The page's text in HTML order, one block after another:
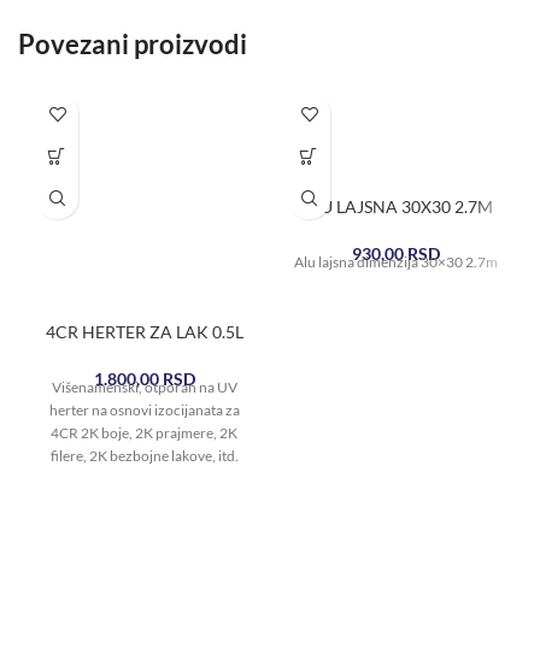
Povezani proizvodi
4CR HERTER ZA LAK 0.5L
1.800,00 RSD
Višenamenski, otporan na UV
herter na osnovi izocijanata za
4CR 2K boje, 2K prajmere, 2K
filere, 2K bezbojne lakove, itd.
ALU LAJSNA 30X30 2.7M
930,00RSD
Alu lajsna dimenzija 30×30 2.7m